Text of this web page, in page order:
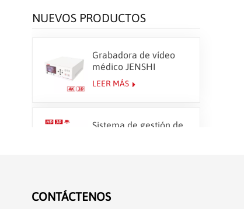
NUEVOS PRODUCTOS
Grabadora de vídeo
médico JENSHI
CloudCapture 4K
LEER MÁS
Sistema de gestión de
Transmisiones
CONTÁCTENOS